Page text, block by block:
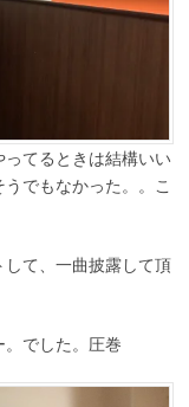
てるときは結構いい
でもなかった。。こ
て、一曲披露して頂
でした。圧巻